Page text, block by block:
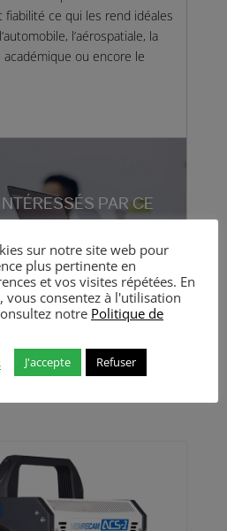
ce qui les rend idéales
l’aérospatiale, la
ou encore le
PAR CE
NOUS
PEUT-ÊTRE
sur notre site web pour
plus pertinente en
et vos visites répétées. En
vous consentez à l'utilisation
notre Politique de
J'accepte Refuser